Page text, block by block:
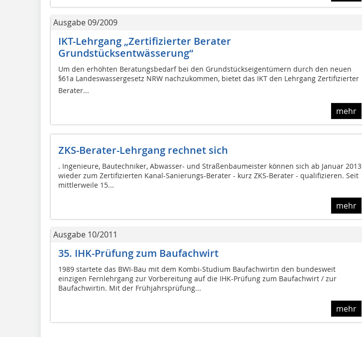
Ausgabe 09/2009
IKT-Lehrgang „Zertifizierter Berater
Grundstücksentwässerung“
Um den erhöhten Beratungsbedarf bei den Grundstückseigentümern durch den neuen
§61a Landeswassergesetz NRW nachzukommen, bietet das IKT den Lehrgang Zertifizierter
Berater...
mehr
ZKS-Berater-Lehrgang rechnet sich
. Ingenieure, Bautechniker, Abwasser- und Straßenbaumeister können sich ab Januar 2013
wieder zum Zertifizierten Kanal-Sanierungs-Berater - kurz ZKS-Berater - qualifizieren. Seit
mittlerweile 15...
mehr
Ausgabe 10/2011
35. IHK-Prüfung zum Baufachwirt
1989 startete das BWI-Bau mit dem Kombi-Studium Baufachwirtin den bundesweit
einzigen Fernlehrgang zur Vorbereitung auf die IHK-Prüfung zum Baufachwirt / zur
Baufachwirtin. Mit der Frühjahrsprüfung...
mehr